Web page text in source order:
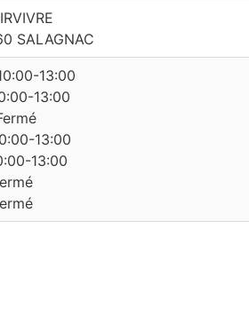
SALAGNAC
13:00
13:00
13:00
13:00